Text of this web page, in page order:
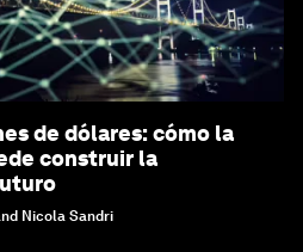
de dólares: cómo la
construir la
Nicola Sandri